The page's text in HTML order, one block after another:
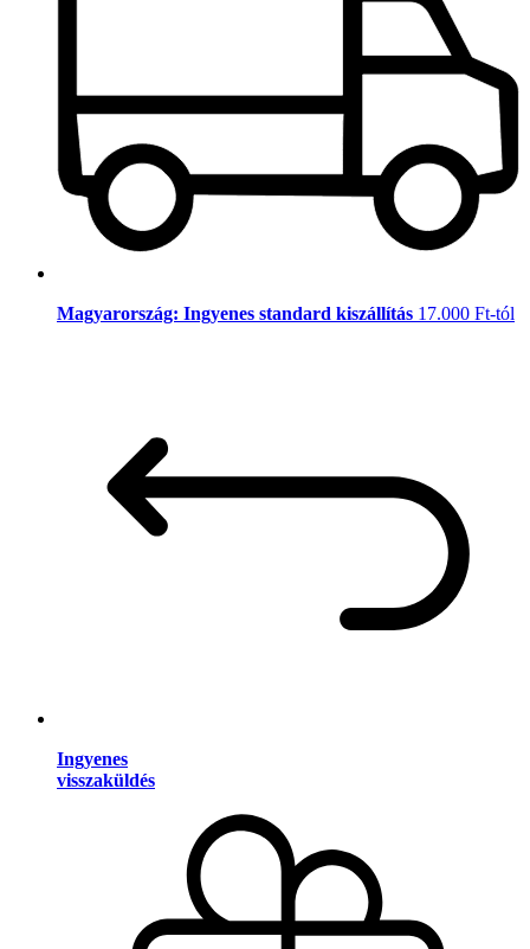
Magyarország: Ingyenes standard kiszállítás 17.000 Ft-tól
Ingyenes
visszaküldés